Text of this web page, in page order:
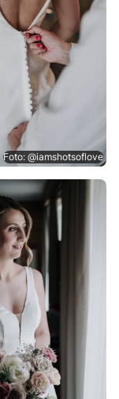
Foto: @iamshotsoflove